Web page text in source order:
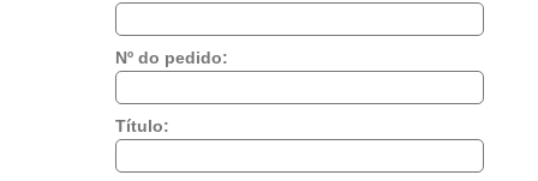
Nº do pedido:
Título: